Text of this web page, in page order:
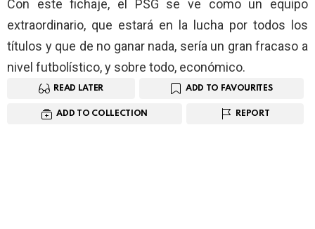
Con este fichaje, el PSG se ve como un equipo
extraordinario, que estará en la lucha por todos los
títulos y que de no ganar nada, sería un gran fracaso a
nivel futbolístico, y sobre todo, económico.
READ LATER ADD TO FAVOURITES
ADD TO COLLECTION REPORT